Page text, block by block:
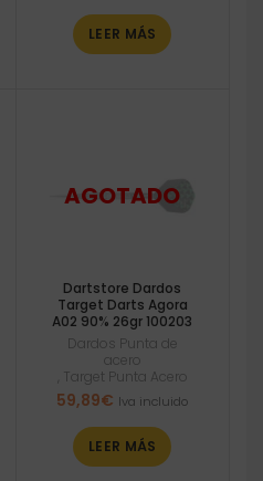
LEER MÁS
Dartstore Dardos
Target Darts Agora
A02 90% 26gr 100203
Dardos Punta de
acero
Target Punta Acero
59,89€ Iva incluido
LEER MÁS